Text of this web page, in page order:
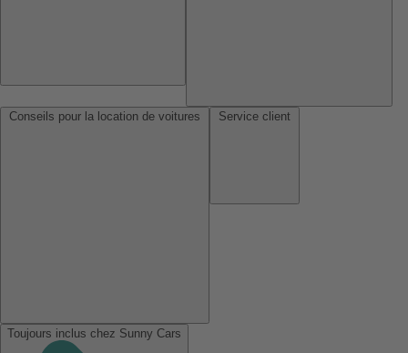
Toujours inclus chez Sunny Cars